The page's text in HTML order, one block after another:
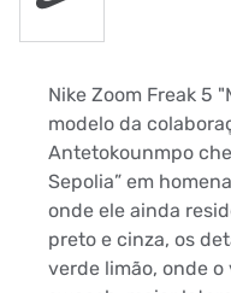
Nike Zoom Freak 5
modelo da
Antetokounmpo
Sepolia” em
onde ele ainda
preto e cinza, os
verde limão, onde